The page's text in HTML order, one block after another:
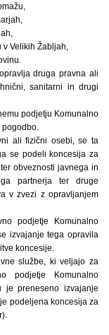
Velikih Žabljah,
druga pravna ali
sanitarni in drugi
podjetju Komunalno
ali fizični osebi, se ta
se podeli koncesija za
obveznosti javnega in
partnerja ter druge
v zvezi z opravljanjem
podjetje Komunalno
izvajanje tega opravila
koncesije.
službe, ki veljajo za
podjetje Komunalno
je preneseno izvajanje
podeljena koncesija za